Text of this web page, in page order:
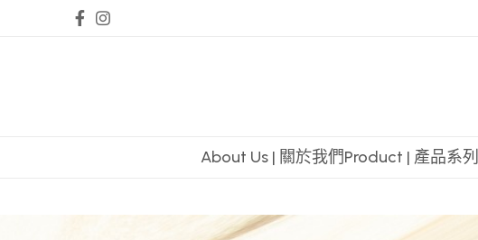
About Us | 關於我們Product | 產品系列